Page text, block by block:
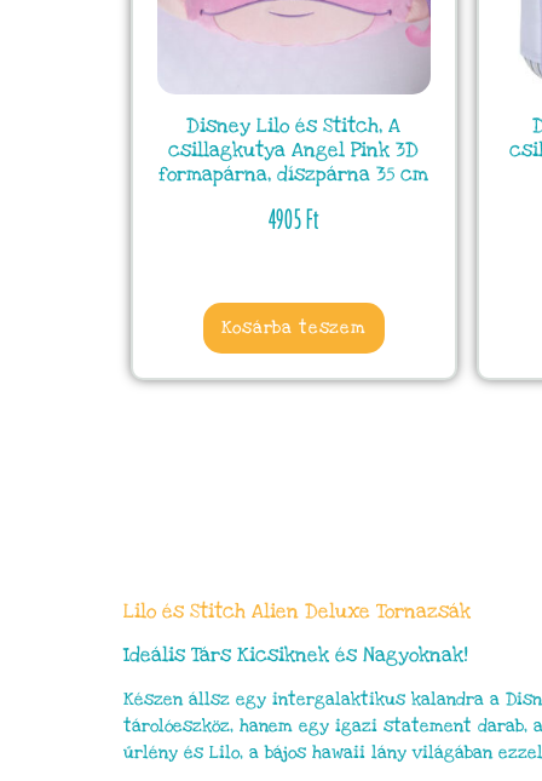
Disney Lilo és Stitch, A
csillagkutya Angel Pink 3D
formapárna, díszpárna 35 cm
4905Ft
Kosárba teszem
Lilo és Stitch Alien Deluxe Tornazsák
Ideális Társ Kicsiknek és Nagyoknak!
Készen állsz egy intergalaktikus kalandra a
tárolóeszköz, hanem egy igazi statement
űrlény és Lilo, a bájos hawaii lány világában